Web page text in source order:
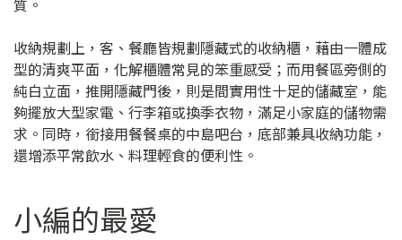
質。
收納規劃上，客、餐廳皆規劃隱藏式的收納櫃，藉由一體成
型的清爽平面，化解櫃體常見的笨重感受；而用餐區旁側的
純白立面，推開隱藏門後，則是間實用性十足的儲藏室，能
夠擺放大型家電、行李箱或換季衣物，滿足小家庭的儲物需
求。同時，銜接用餐餐桌的中島吧台，底部兼具收納功能，
還增添平常飲水、料理輕食的便利性。
小編的最愛